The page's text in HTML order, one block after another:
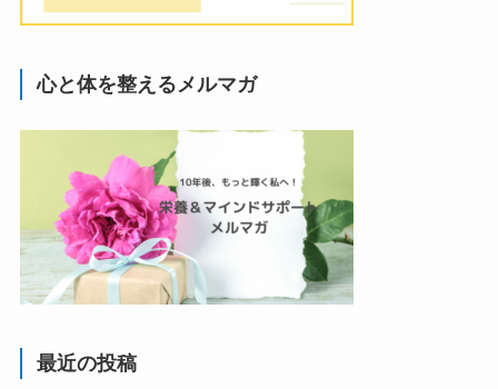
心と体を整えるメルマガ
最近の投稿